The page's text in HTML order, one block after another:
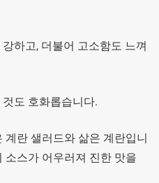
하고, 더불어 고소함도 느껴
도 호화롭습니다.
계란 샐러드와 삶은 계란입니
소스가 어우러져 진한 맛을